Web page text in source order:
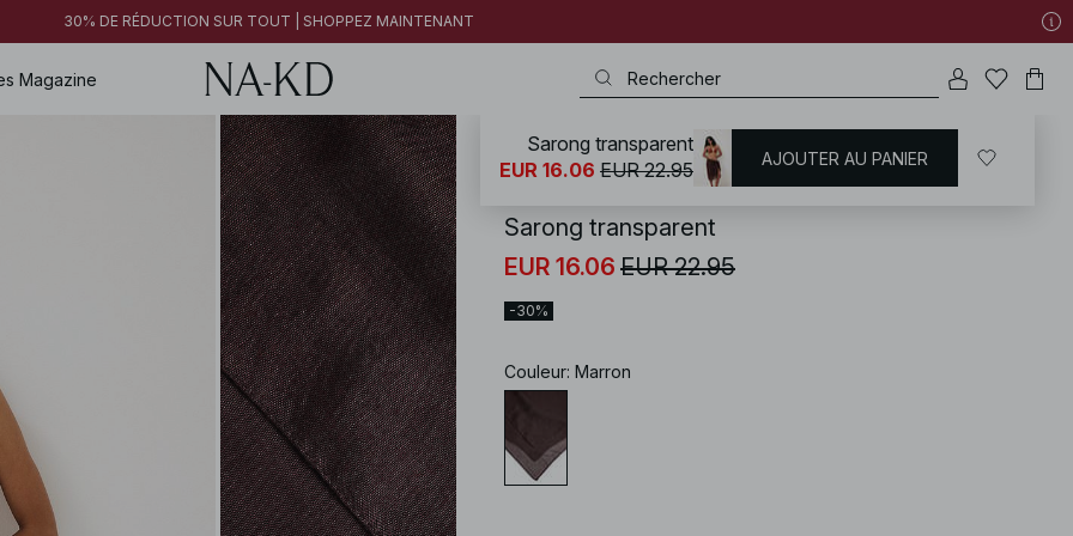
30% DE RÉDUCTION SUR TOUT | SHOPPEZ MAINTENANT
Magazine
NA-KD / Maillots de bain / Vêtements de plage
Sarong transparent
EUR 16.06 EUR 22.95
-30%
Couleur: Marron
Sarong transparent
EUR 16.06 EUR 22.95 AJOUTER AU PANIER